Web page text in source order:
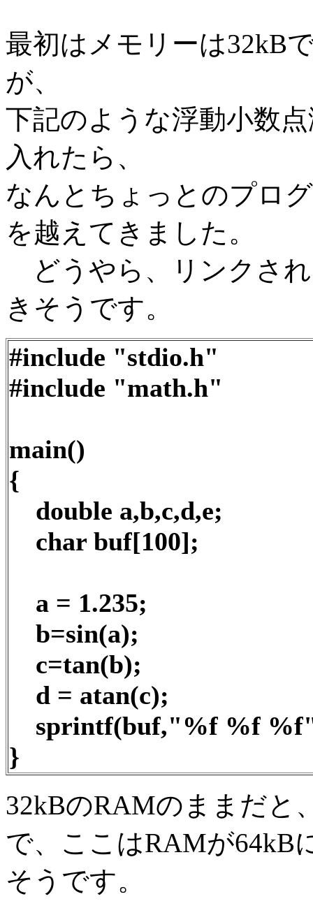
最初はメモリーは32kB
が、
下記のような浮動小数
入れたら、
なんとちょっとのプロ
を越えてきました。
どうやら、リンクさ
きそうです。
#include "stdio.h"
#include "math.h"
main()
{
double a,b,c,d,e;
char buf[100];
a = 1.235;
b=sin(a);
c=tan(b);
d = atan(c);
sprintf(buf,"%f %f
}
32kBのRAMのままだと
で、ここはRAMが64kB
そうです。